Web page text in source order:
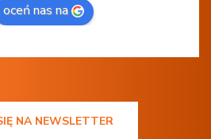
oceń nas na
NA NEWSLETTER